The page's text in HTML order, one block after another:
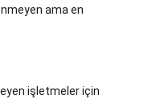
ama en
işletmeler için